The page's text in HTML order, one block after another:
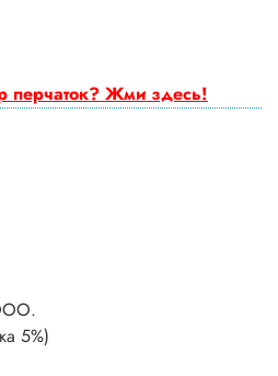
перчаток? Жми здесь!
5%)